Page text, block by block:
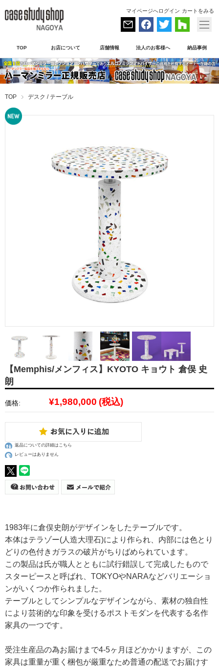
マイページへログイン カートをみる
TOP お店について 店舗情報 法人のお客様へ 納品事例
TOP デスク / テーブル
【Memphis/メンフィス】KYOTO キョウト 倉俣 史
朗
価格: ¥1,980,000 (税込)
返品についての詳細はこちら
レビューはありません
1983年に倉俣史朗がデザインをしたテーブルです。
本体はテラゾー(人造大理石)により作られ、内部には色とり
どりの色付きガラスの破片がちりばめられています。
この製品は氏が職人とともに試行錯誤して完成したもので
スターピースと呼ばれ、TOKYOやNARAなどバリエーショ
ンがいくつか作られました。
テーブルとしてシンプルなデザインながら、素材の独自性
により芸術的な印象を受けるポストモダンを代表する名作
家具の一つです。
受注生産品の為お届けまで4-5ヶ月ほどかかりますが、この
家具は重量が重く梱包が厳重なため普通の配送でお届けす